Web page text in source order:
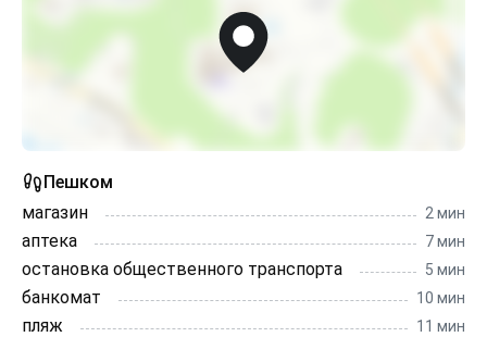
Пешком
магазин
2 мин
аптека 7 мин
остановка общественного транспорта 5 мин
банкомат 10 мин
пляж 11 мин